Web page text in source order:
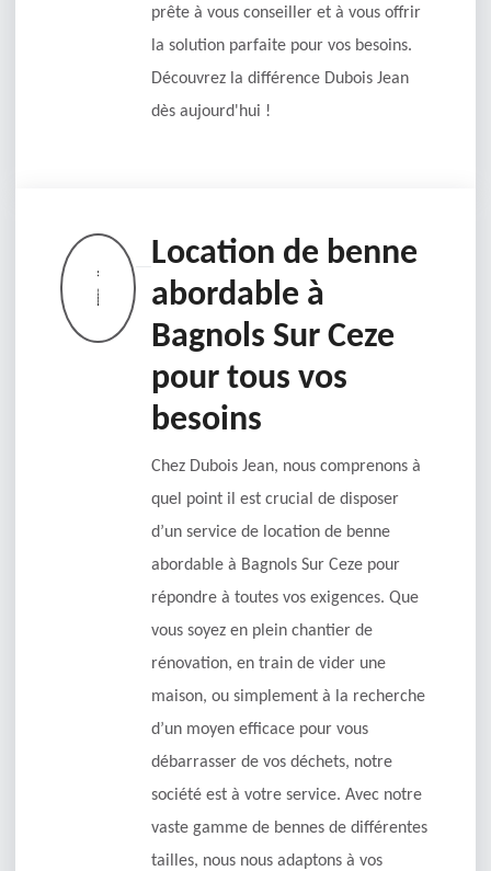
prête à vous conseiller et à vous offrir
la solution parfaite pour vos besoins.
Découvrez la différence Dubois Jean
dès aujourd'hui !
Location de benne
abordable à
Bagnols Sur Ceze
pour tous vos
besoins
Chez Dubois Jean, nous comprenons à
quel point il est crucial de disposer
d’un service de location de benne
abordable à Bagnols Sur Ceze pour
répondre à toutes vos exigences. Que
vous soyez en plein chantier de
rénovation, en train de vider une
maison, ou simplement à la recherche
d’un moyen efficace pour vous
débarrasser de vos déchets, notre
société est à votre service. Avec notre
vaste gamme de bennes de différentes
tailles, nous nous adaptons à vos